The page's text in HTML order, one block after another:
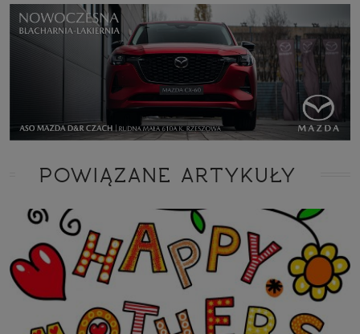
POWIĄZANE ARTYKUŁY